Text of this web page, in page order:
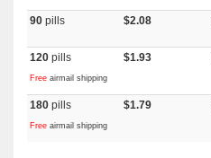
90 pills $2.08
120 pills
Free airmail shipping
$1.93
180 pills
Free airmail shipping
$1.79